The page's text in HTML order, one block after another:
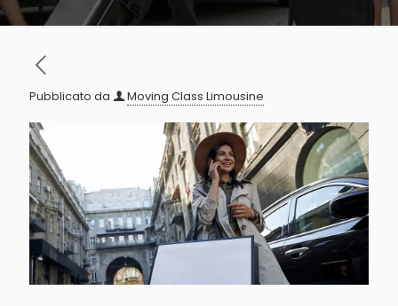
Pubblicato da Moving Class Limousine